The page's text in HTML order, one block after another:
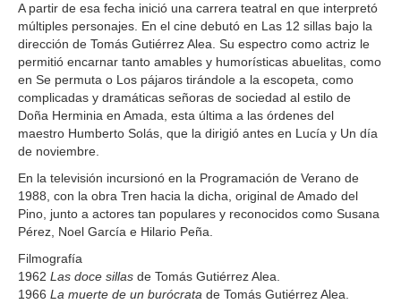
A partir de esa fecha inició una carrera teatral en que interpretó
múltiples personajes. En el cine debutó en Las 12 sillas bajo la
dirección de Tomás Gutiérrez Alea. Su espectro como actriz le
permitió encarnar tanto amables y humorísticas abuelitas, como
en Se permuta o Los pájaros tirándole a la escopeta, como
complicadas y dramáticas señoras de sociedad al estilo de
Doña Herminia en Amada, esta última a las órdenes del
maestro Humberto Solás, que la dirigió antes en Lucía y Un día
de noviembre.
En la televisión incursionó en la Programación de Verano de
1988, con la obra Tren hacia la dicha, original de Amado del
Pino, junto a actores tan populares y reconocidos como Susana
Pérez, Noel García e Hilario Peña.
Filmografía
1962 Las doce sillas de Tomás Gutiérrez Alea.
1966 La muerte de un burócrata de Tomás Gutiérrez Alea.